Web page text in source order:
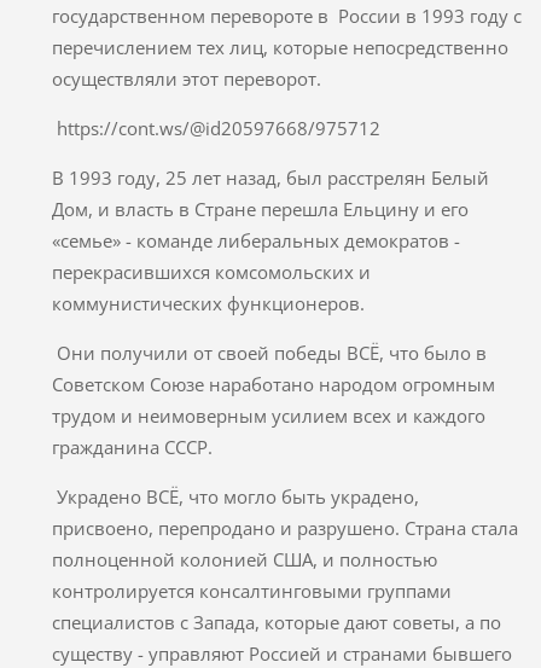
государственном перевороте в России в 1993 году с
перечислением тех лиц, которые непосредственно
осуществляли этот переворот.
https://cont.ws/@id20597668/975712
В 1993 году, 25 лет назад, был расстрелян Белый
Дом, и власть в Стране перешла Ельцину и его
«семье» - команде либеральных демократов -
перекрасившихся комсомольских и
коммунистических функционеров.
Они получили от своей победы ВСЁ, что было в
Советском Союзе наработано народом огромным
трудом и неимоверным усилием всех и каждого
гражданина СССР.
Украдено ВСЁ, что могло быть украдено,
присвоено, перепродано и разрушено. Страна стала
полноценной колонией США, и полностью
контролируется консалтинговыми группами
специалистов с Запада, которые дают советы, а по
существу - управляют Россией и странами бывшего